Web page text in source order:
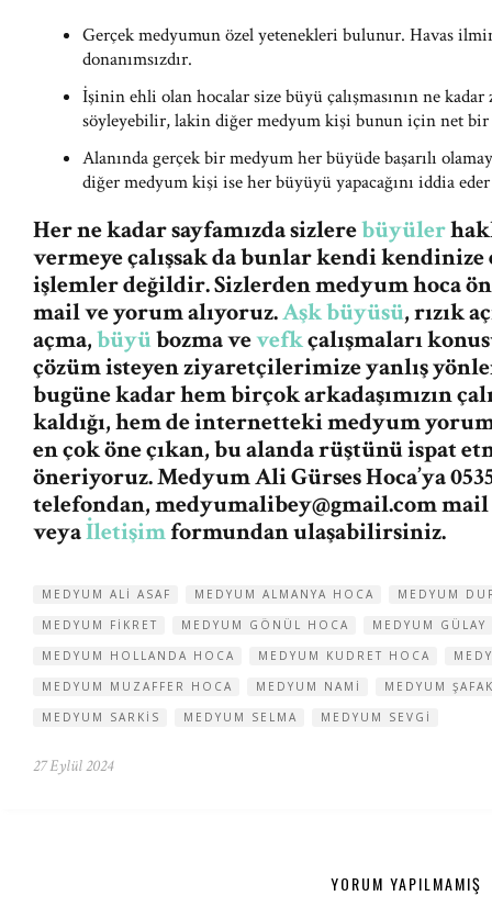
Gerçek medyumun özel yetenekleri bulunur. Havas
donanımsızdır.
İşinin ehli olan hocalar size büyü çalışmasının ne kadar
söyleyebilir, lakin diğer medyum kişi bunun için net
Alanında gerçek bir medyum her büyüde başarılı
diğer medyum kişi ise her büyüyü yapacağını iddia
Her ne kadar sayfamızda sizlerebüyüler
vermeye çalışsak da bunlar kendi
işlemler değildir. Sizlerden medyum hoca
mail ve yorum alıyoruz.Aşk büyüsü, rızık
açma,büyübozma vevefkçalışmaları
çözüm isteyen ziyaretçilerimize yanlış
bugüne kadar hem birçok arkadaşımızın
kaldığı, hem de internetteki medyum
en çok öne çıkan, bu alanda rüştünü ispat
öneriyoruz. Medyum Ali Gürses Hoca’ya
telefondan,medyumalibey@gmail.commail
veyaİletişimformundan ulaşabilirsiniz.
MEDYUM ALI ASAF MEDYUM ALMANYA HOCA
MEDYUM
MEDYUM FIKRET
MEDYUM GÖNÜL HOCA
MEDYUM GÜLAY
MEDYUM HOLLANDA HOCA
MEDYUM KUDRET HOCA
MEDYUM MUZAFFER HOCA
MEDYUM NAMI
MEDYUM
MEDYUM SARKIS
MEDYUM SELMA MEDYUM SEVGI
27 Eylül 2024
YORUM YAPILMAMIŞ